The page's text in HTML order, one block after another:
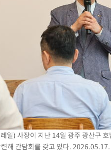
많은 비[내일날씨]
메모리 수요 선제 대
투란VC 입단
축구 '5승 2무'
마감
6258.77에 마쳐
감
후 첫 40도
前교정본부장 기소
수사 재개"
' 된 축구협회
공대 교수…이병태 후
일) 사장이 지난 14일 광주 광산구
해 간담회를 갖고 있다.